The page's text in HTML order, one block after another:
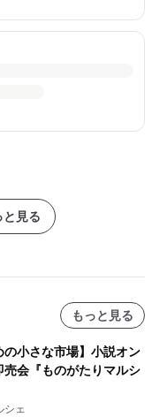
見る
もっと見る
の小さな市場】小説オン
売会『ものがたりマルシ
シェ